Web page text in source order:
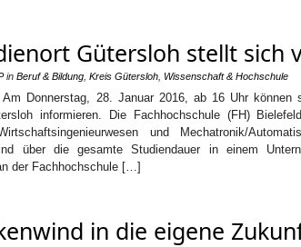
Gütersloh stellt sich
in Beruf & Bildung Kreis Gütersloh Wissenschaft & Hochschule
Am Donnerstag, 28. Januar 2016, ab 16 Uhr können
informieren. Die Fachhochschule (FH)
und Mechatronik/
über die gesamte Studiendauer in einem
der Fachhochschule […]
in die eigene